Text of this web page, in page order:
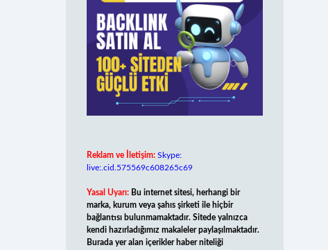
Reklam ve İletişim: Skype:
live:.cid.575569c608265c69
Yasal Uyarı: Bu internet sitesi, herhangi bir
marka, kurum veya şahıs şirketi ile hiçbir
bağlantısı bulunmamaktadır. Sitede yalnızca
kendi hazırladığımız makaleler paylaşılmaktadır.
Burada yer alan içerikler haber niteliği